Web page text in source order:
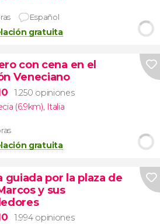
Español
gratuita
con cena en el
Veneciano
1.250 opiniones
(6.9km), Italia
gratuita
guiada por la plaza de
y sus
1.994 opiniones